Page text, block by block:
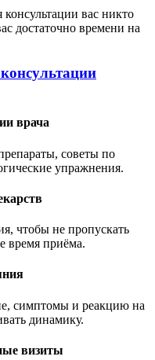
вас никто
достаточно времени на
врача
советы по
упражнения.
чтобы не пропускать
время приёма.
симптомы и реакцию на
динамику.
визиты